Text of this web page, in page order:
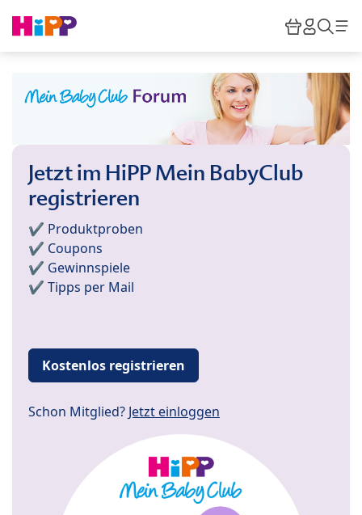
HiPP
Jetzt im HiPP Mein BabyClub
registrieren
✔️ Produktproben
✔️ Coupons
✔️ Gewinnspiele
✔️ Tipps per Mail
Kostenlos registrieren
Schon Mitglied? Jetzt einloggen